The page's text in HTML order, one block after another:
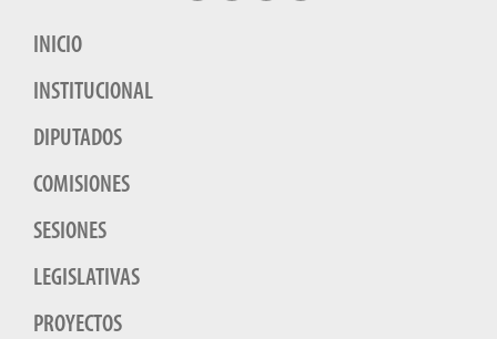
INICIO
INSTITUCIONAL
DIPUTADOS
COMISIONES
SESIONES
LEGISLATIVAS
PROYECTOS